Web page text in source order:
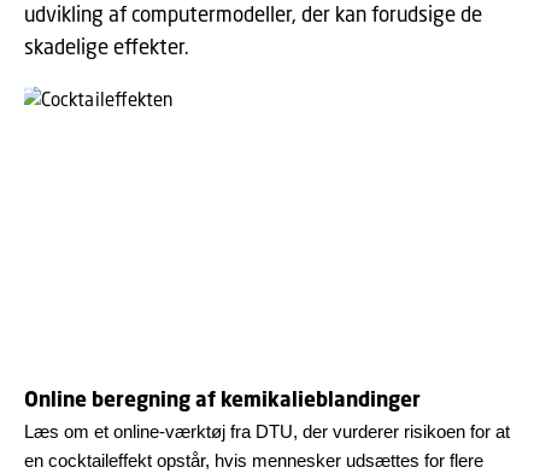
udvikling af computermodeller, der kan forudsige de
skadelige effekter.
Online beregning af kemikalieblandinger
Læs om et online-værktøj fra DTU, der vurderer risikoen for at
en cocktaileffekt opstår, hvis mennesker udsættes for flere